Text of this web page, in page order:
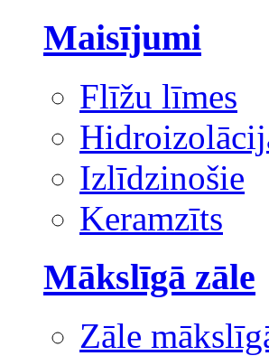
Maisījumi
Flīžu līmes
Izlīdzinošie
Keramzīts
Mākslīgā zāle
Zāle